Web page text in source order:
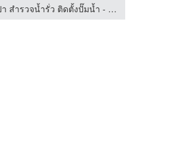
งานซ่อมประปา สำรวจน้ำรั่ว ติดตั้งปั๊มน้ำ - พีเอ็น วอเตอร์ ซัพพลาย เซอร์วิส